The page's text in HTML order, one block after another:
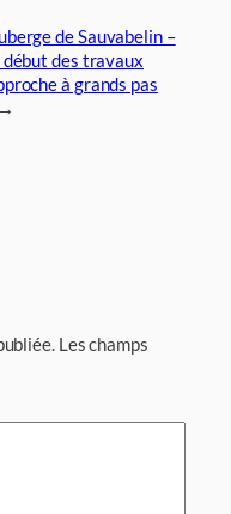
de Sauvabelin –
début des travaux
à grands pas
→
Les champs